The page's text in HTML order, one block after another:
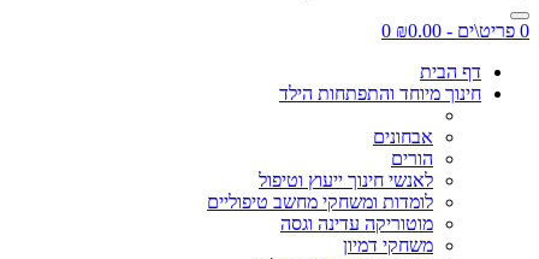
0 פריט\ים - ₪0.00
0
דף הבית
חינוך מיוחד והתפתחות הילד
אבחונים
הורים
לאנשי חינוך ייעוץ וטיפול
לומדות ומשחקי מחשב טיפוליים
מוטוריקה עדינה וגסה
משחקי דמיון